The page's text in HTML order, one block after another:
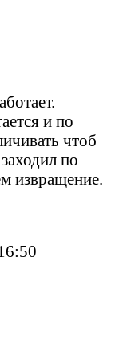
и по
чтоб
по
извращение.